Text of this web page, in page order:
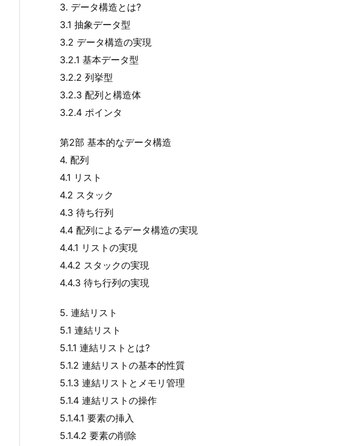
3. データ構造とは?
3.1 抽象データ型
3.2 データ構造の実現
3.2.1 基本データ型
3.2.2 列挙型
3.2.3 配列と構造体
3.2.4 ポインタ
第2部 基本的なデータ構造
4. 配列
4.1 リスト
4.2 スタック
4.3 待ち行列
4.4 配列によるデータ構造の実現
4.4.1 リストの実現
4.4.2 スタックの実現
4.4.3 待ち行列の実現
5. 連結リスト
5.1 連結リスト
5.1.1 連結リストとは?
5.1.2 連結リストの基本的性質
5.1.3 連結リストとメモリ管理
5.1.4 連結リストの操作
5.1.4.1 要素の挿入
5.1.4.2 要素の削除